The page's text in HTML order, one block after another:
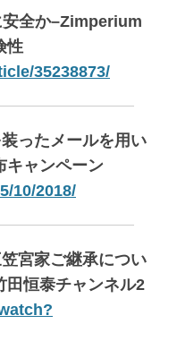
安全か–Zimperium
性
35238873/
ったメールを用い
キャンペーン
10/2018/
宮家ご継承につい
田恒泰チャンネル2